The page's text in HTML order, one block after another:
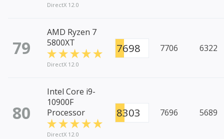
DirectX 12.0
79
AMD Ryzen 7
5800XT
DirectX 12.0
7698 7706 6322
80
Intel Core i9-
10900F
Processor
DirectX 12.0
8303 7696 5689